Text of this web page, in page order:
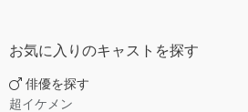
お気に入りのキャストを探す
俳優を探す
超イケメン